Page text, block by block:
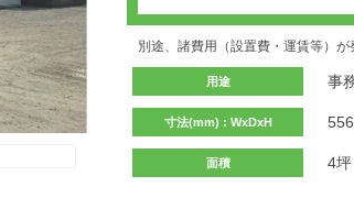
別途、諸費用（設置費・運賃等）が
用途 事
寸法(mm) : WxDxH
面積 4坪